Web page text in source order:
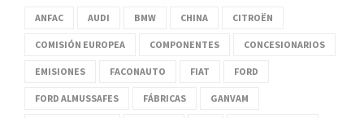
ANFAC AUDI BMW CHINA CITROËN
COMISIÓN EUROPEA COMPONENTES CONCESIONARIOS
EMISIONES FACONAUTO FIAT FORD
FORD ALMUSSAFES FÁBRICAS GANVAM